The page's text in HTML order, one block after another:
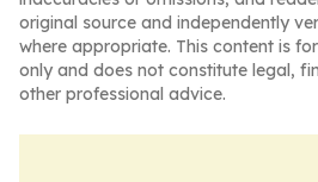
original source and independently
where appropriate. This content is
only and does not constitute legal,
other professional advice.